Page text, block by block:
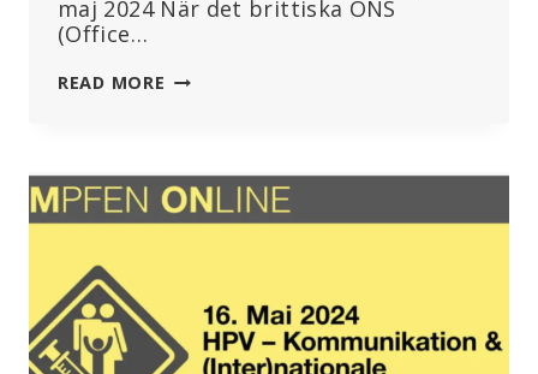
maj 2024 När det brittiska ONS
(Office…
READ MORE VACCINERADE
OVACCINERADE:
DETTA
OCH
STATISTIK
FÖRFALSKADES